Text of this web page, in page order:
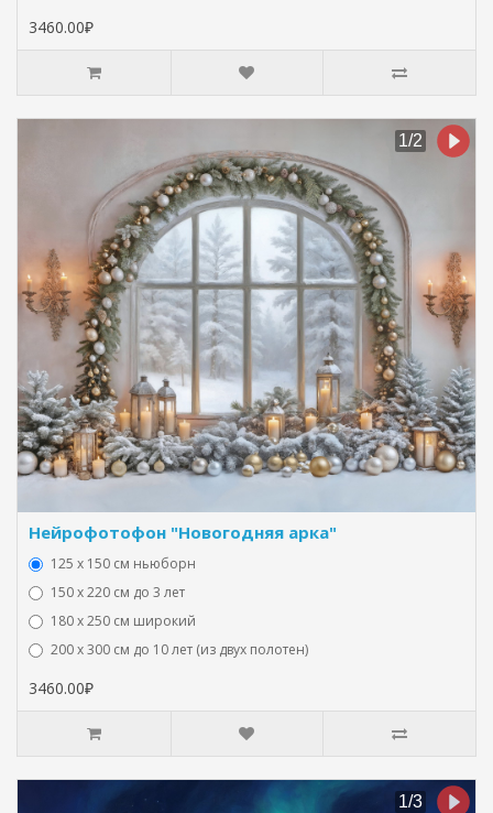
3460.00₽
Нейрофотофон "Новогодняя арка"
125 x 150 см ньюборн
150 х 220 см до 3 лет
180 х 250 см широкий
200 х 300 см до 10 лет (из двух полотен)
3460.00₽